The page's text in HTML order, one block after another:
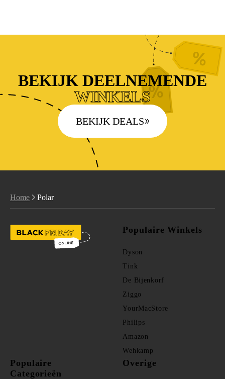
BEKIJK DEELNEMENDE
WINKELS
BEKIJK DEALS
Home Polar
Populaire Winkels
Dyson
Tink
De Bijenkorf
Ziggo
YourMacStore
Philips
Amazon
Wehkamp
Populaire
Categorieën
Overige